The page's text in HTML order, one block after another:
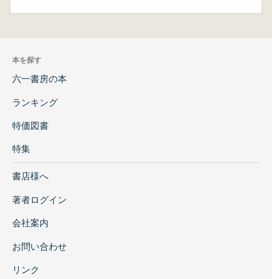
本を探す
六一書房の本
ランキング
特価図書
特集
書店様へ
著者ログイン
会社案内
お問い合わせ
リンク